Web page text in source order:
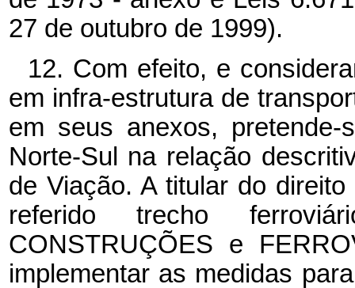
27 de outubro de 1999).
12. Com efeito, e
em infra-estrutura de
em seus anexos,
Norte-Sul na relação
de Viação. A titular do
referido trecho
CONSTRUÇÕES e
implementar as medidas